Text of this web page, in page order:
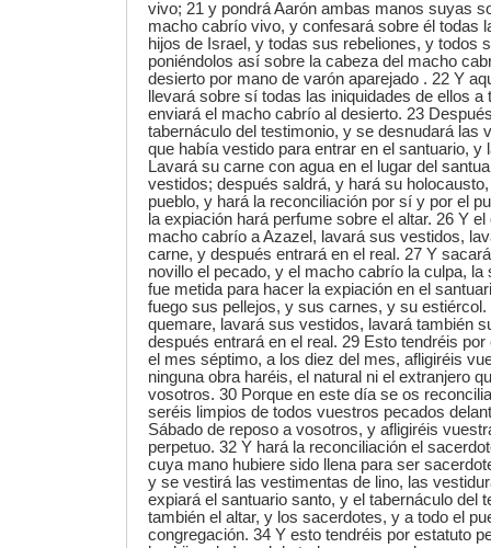
vivo; 21 y pondrá Aarón ambas manos suyas
macho cabrío vivo, y confesará sobre él todas
hijos de Israel, y todas sus rebeliones, y todos
poniéndolos así sobre la cabeza del macho
desierto por mano de varón aparejado . 22 Y
llevará sobre sí todas las iniquidades de ellos a
enviará el macho cabrío al desierto. 23
tabernáculo del testimonio, y se desnudará las
que había vestido para entrar en el santuario, y
Lavará su carne con agua en el lugar del
vestidos; después saldrá, y hará su
pueblo, y hará la reconciliación por sí y por el
la expiación hará perfume sobre el altar. 26 Y
macho cabrío a Azazel, lavará sus vestidos,
carne, y después entrará en el real. 27 Y
novillo el pecado, y el macho cabrío la culpa, la
fue metida para hacer la expiación en el
fuego sus pellejos, y sus carnes, y su estiércol.
quemare, lavará sus vestidos, lavará también
después entrará en el real. 29 Esto tendréis
el mes séptimo, a los diez del mes, afligiréis
ninguna obra haréis, el natural ni el extranjero
vosotros. 30 Porque en este día se os
seréis limpios de todos vuestros pecados
Sábado de reposo a vosotros, y afligiréis
perpetuo. 32 Y hará la reconciliación el
cuya mano hubiere sido llena para ser
y se vestirá las vestimentas de lino, las
expiará el santuario santo, y el tabernáculo del
también el altar, y los sacerdotes, y a todo el
congregación. 34 Y esto tendréis por estatuto